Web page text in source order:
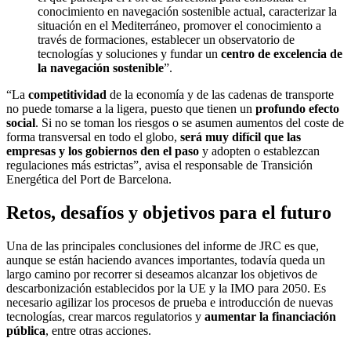
conocimiento en navegación sostenible actual, caracterizar la
situación en el Mediterráneo, promover el conocimiento a
través de formaciones, establecer un observatorio de
tecnologías y soluciones y fundar un centro de excelencia de
la navegación sostenible”.
“La competitividad de la economía y de las cadenas de transporte
no puede tomarse a la ligera, puesto que tienen un profundo efecto
social. Si no se toman los riesgos o se asumen aumentos del coste de
forma transversal en todo el globo, será muy difícil que las
empresas y los gobiernos den el paso y adopten o establezcan
regulaciones más estrictas”, avisa el responsable de Transición
Energética del Port de Barcelona.
Retos, desafíos y objetivos para el futuro
Una de las principales conclusiones del informe de JRC es que,
aunque se están haciendo avances importantes, todavía queda un
largo camino por recorrer si deseamos alcanzar los objetivos de
descarbonización establecidos por la UE y la IMO para 2050. Es
necesario agilizar los procesos de prueba e introducción de nuevas
tecnologías, crear marcos regulatorios y aumentar la financiación
pública, entre otras acciones.